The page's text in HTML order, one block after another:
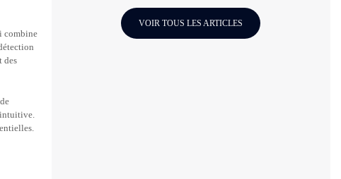
combine
des
VOIR TOUS LES ARTICLES